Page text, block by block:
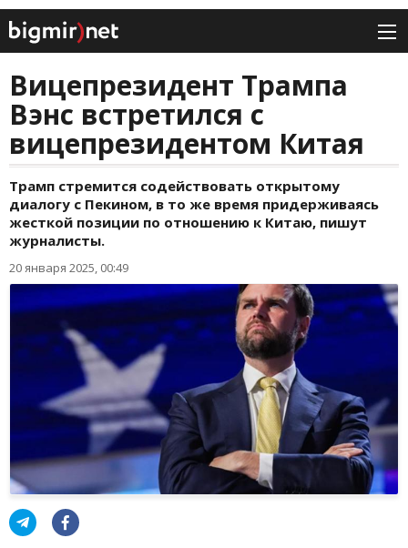
Вицепрезидент Трампа
Вэнс встретился с
вицепрезидентом Китая
Трамп стремится содействовать открытому
диалогу с Пекином, в то же время придерживаясь
жесткой позиции по отношению к Китаю, пишут
журналисты.
20 января 2025, 00:49